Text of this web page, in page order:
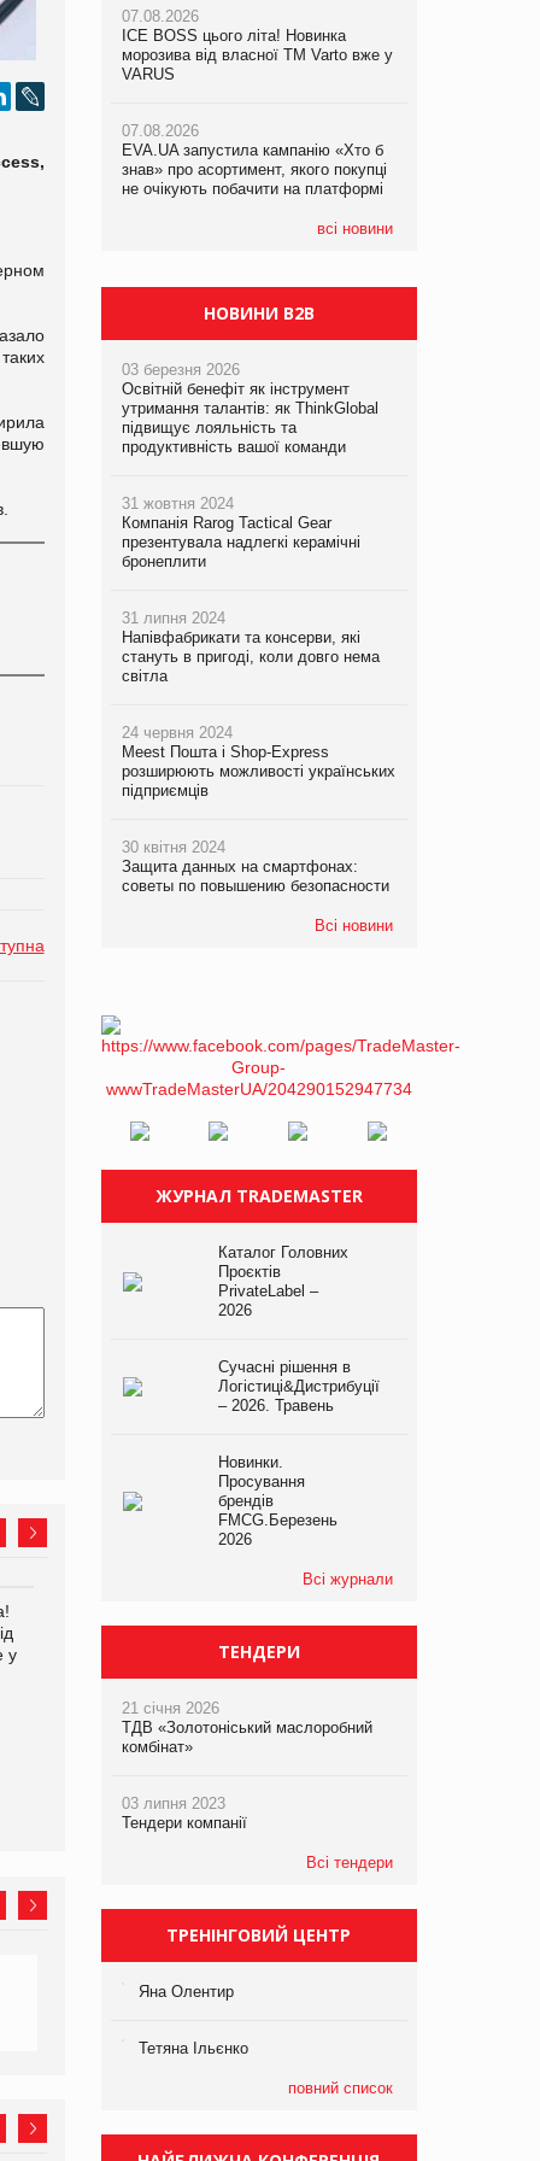
у
асортимент, якого покупці
не очікують побачити на
платформі
07.08.2026
ICE BOSS цього літа! Новинка
морозива від власної ТМ Varto вже у
VARUS
07.08.2026
EVA.UA запустила кампанію «Хто б
знав» про асортимент, якого покупці
не очікують побачити на платформі
всі новини
07.08.2026
ICE BOSS цього літа! Новинка
морозива від власної ТМ Varto вже у
VARUS
07.08.2026
EVA.UA запустила кампанію «Хто б
знав» про асортимент, якого покупці
не очікують побачити на платформі
07.08.2026
Франція заборонила рекламні дзвінки
НОВИНИ B2B
03 березня 2026
Освітній бенефіт як інструмент
утримання талантів: як ThinkGlobal
підвищує лояльність та
продуктивність вашої команди
31 жовтня 2024
Компанія Rarog Tactical Gear
презентувала надлегкі керамічні
бронеплити
31 липня 2024
Напівфабрикати та консерви, які
стануть в пригоді, коли довго нема
світла
24 червня 2024
Meest Пошта і Shop-Express
розширюють можливості українських
підприємців
30 квітня 2024
Защита данных на смартфонах:
советы по повышению безопасности
Всі новини
ЖУРНАЛ TRADEMASTER
Каталог Головних
Проєктів
PrivateLabel –
2026
Сучасні рішення в
Логістиці&Дистрибуції
– 2026. Травень
Новинки.
Просування
брендів
FMCG.Березень
2026
Всі журнали
ТЕНДЕРИ
21 січня 2026
ТДВ «Золотоніський маслоробний
комбінат»
03 липня 2023
Тендери компанії
Всі тендери
ТРЕНІНГОВИЙ ЦЕНТР
Яна Олентир
Тетяна Ільєнко
повний список